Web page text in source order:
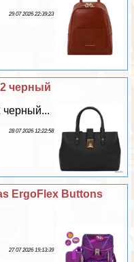
29 07 2026 22:39:23
черный
черный...
28 07 2026 12:22:58
ErgoFlex Buttons
27 07 2026 19:13:39